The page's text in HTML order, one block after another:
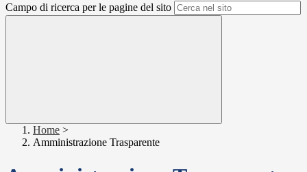
Campo di ricerca per le pagine del sito
Home >
Amministrazione Trasparente